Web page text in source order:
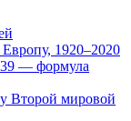
1920–2020
— формула
Второй мировой